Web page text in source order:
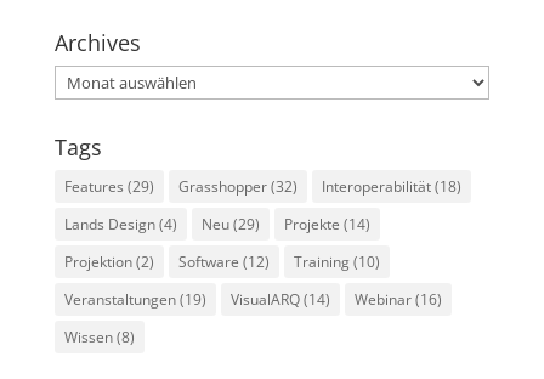
Archives
Archives
Tags
Features (29) Grasshopper(32) Interoperabilität(18)
Lands Design(4) Neu(29) Projekte (14)
Projektion(2) Software (12) Training(10)
Veranstaltungen(19) VisualARQ(14) Webinar(16)
Wissen(8)